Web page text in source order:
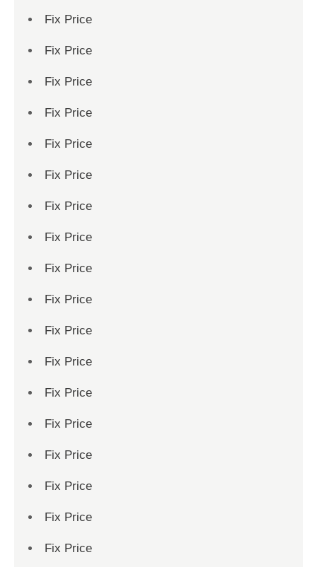
Fix Price
Fix Price
Fix Price
Fix Price
Fix Price
Fix Price
Fix Price
Fix Price
Fix Price
Fix Price
Fix Price
Fix Price
Fix Price
Fix Price
Fix Price
Fix Price
Fix Price
Fix Price